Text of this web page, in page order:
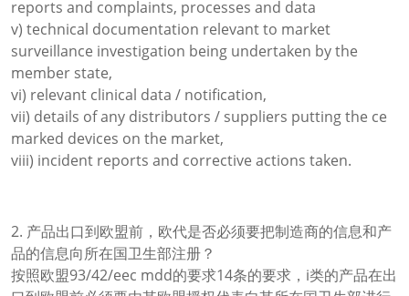
reports and complaints, processes and data
v) technical documentation relevant to market
surveillance investigation being undertaken by the
member state,
vi) relevant clinical data / notification,
vii) details of any distributors / suppliers putting the ce
marked devices on the market,
viii) incident reports and corrective actions taken.
2. 产品出口到欧盟前，欧代是否必须要把制造商的信息和产
品的信息向所在国卫生部注册？
按照欧盟93/42/eec mdd的要求14条的要求，i类的产品在出